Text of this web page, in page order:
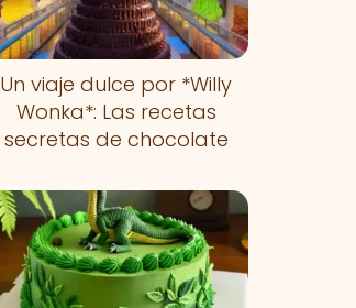
Un viaje dulce por *Willy
Wonka*: Las recetas
secretas de chocolate